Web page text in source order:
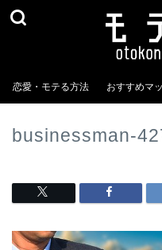
恋愛・モテる方法 おすすめマ
businessman-